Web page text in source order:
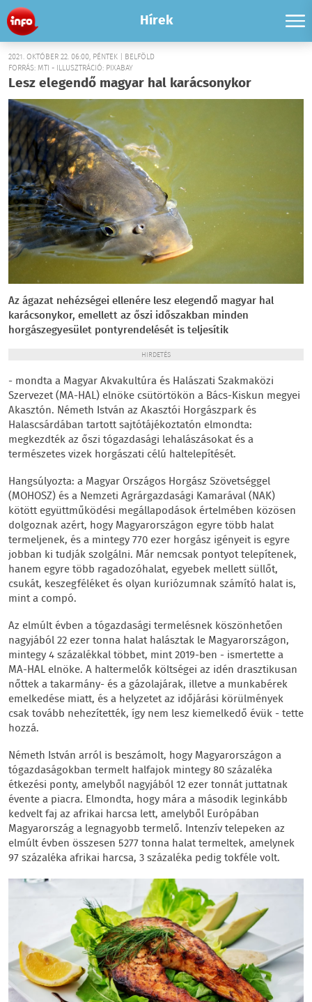
Hírek
2021. OKTÓBER 22. 06:00, PÉNTEK | BELFÖLD
FORRÁS: MTI - ILLUSZTRÁCIÓ: PIXABAY
Lesz elegendő magyar hal karácsonykor
Az ágazat nehézségei ellenére lesz elegendő magyar hal
karácsonykor, emellett az őszi időszakban minden
horgászegyesület pontyrendelését is teljesítik
HIRDETÉS
- mondta a Magyar Akvakultúra és Halászati Szakmaközi
Szervezet (MA-HAL) elnöke csütörtökön a Bács-Kiskun megyei
Akasztón. Németh István az Akasztói Horgászpark és
Halascsárdában tartott sajtótájékoztatón elmondta:
megkezdték az őszi tógazdasági lehalászásokat és a
természetes vizek horgászati célú haltelepítését.
Hangsúlyozta: a Magyar Országos Horgász Szövetséggel
(MOHOSZ) és a Nemzeti Agrárgazdasági Kamarával (NAK)
kötött együttműködési megállapodások értelmében közösen
dolgoznak azért, hogy Magyarországon egyre több halat
termeljenek, és a mintegy 770 ezer horgász igényeit is egyre
jobban ki tudják szolgálni. Már nemcsak pontyot telepítenek,
hanem egyre több ragadozóhalat, egyebek mellett süllőt,
csukát, keszegféléket és olyan kuriózumnak számító halat is,
mint a compó.
Az elmúlt évben a tógazdasági termelésnek köszönhetően
nagyjából 22 ezer tonna halat halásztak le Magyarországon,
mintegy 4 százalékkal többet, mint 2019-ben - ismertette a
MA-HAL elnöke. A haltermelők költségei az idén drasztikusan
nőttek a takarmány- és a gázolajárak, illetve a munkabérek
emelkedése miatt, és a helyzetet az időjárási körülmények
csak tovább nehezítették, így nem lesz kiemelkedő évük - tette
hozzá.
Németh István arról is beszámolt, hogy Magyarországon a
tógazdaságokban termelt halfajok mintegy 80 százaléka
étkezési ponty, amelyből nagyjából 12 ezer tonnát juttatnak
évente a piacra. Elmondta, hogy mára a második leginkább
kedvelt faj az afrikai harcsa lett, amelyből Európában
Magyarország a legnagyobb termelő. Intenzív telepeken az
elmúlt évben összesen 5277 tonna halat termeltek, amelynek
97 százaléka afrikai harcsa, 3 százaléka pedig tokféle volt.